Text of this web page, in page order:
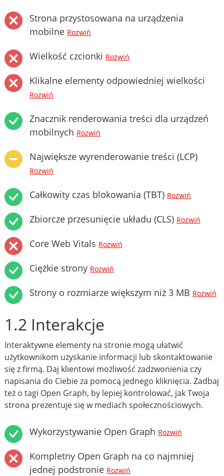
Strona przystosowana na urządzenia
mobilne Rozwiń
Wielkość czcionki Rozwiń
Klikalne elementy odpowiedniej wielkości
Rozwiń
Znacznik renderowania treści dla urządzeń
mobilnych Rozwiń
Największe wyrenderowanie treści (LCP)
Rozwiń
Całkowity czas blokowania (TBT) Rozwiń
Zbiorcze przesunięcie układu (CLS) Rozwiń
Core Web Vitals Rozwiń
Ciężkie strony Rozwiń
Strony o rozmiarze większym niż 3 MB Rozwiń
1.2 Interakcje
Interaktywne elementy na stronie mogą ułatwić
użytkownikom uzyskanie informacji lub skontaktowanie
się z firmą. Daj klientowi możliwość zadzwonienia czy
napisania do Ciebie za pomocą jednego kliknięcia. Zadbaj
też o tagi Open Graph, by lepiej kontrolować, jak Twoja
strona prezentuje się w mediach społecznościowych.
Wykorzystywanie Open Graph Rozwiń
Kompletny Open Graph na co najmniej
jednej podstronie Rozwiń